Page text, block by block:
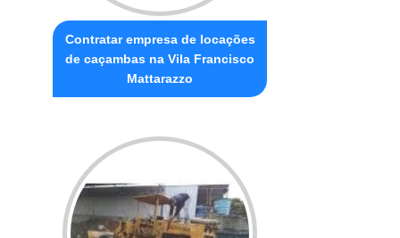
Contratar empresa de locações
de caçambas na Vila Francisco
Mattarazzo